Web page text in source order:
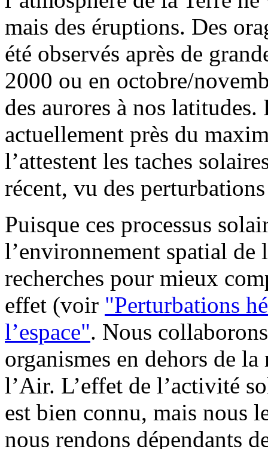
mais des éruptions. Des
été observés après de
2000 ou en octobre/
des aurores à nos
actuellement près du
l’attestent les taches
récent, vu des
Puisque ces processus
l’environnement spatial de
recherches pour mieux
effet (voir "Perturbations
l’espace". Nous
organismes en dehors de
l’Air. L’effet de l’activité
est bien connu, mais nous
nous rendons dépendants